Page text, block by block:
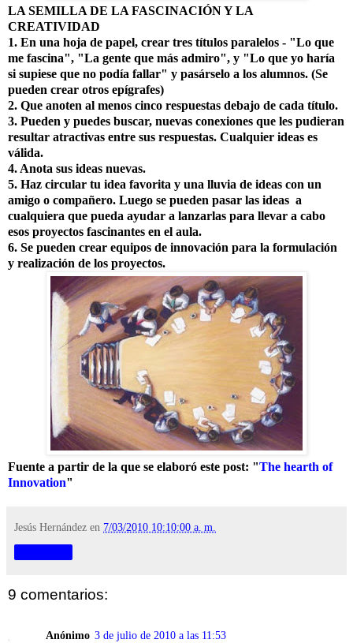
LA SEMILLA DE LA FASCINACIÓN Y LA
CREATIVIDAD
1. En una hoja de papel, crear tres títulos paralelos - "Lo que
me fascina", "La gente que más admiro", y "Lo que yo haría
si supiese que no podía fallar" y pasárselo a los alumnos. (Se
pueden crear otros epígrafes)
2. Que anoten al menos cinco respuestas debajo de cada título.
3. Pueden y puedes buscar, nuevas conexiones que les pudieran
resultar atractivas entre sus respuestas. Cualquier ideas es
válida.
4. Anota sus ideas nuevas.
5. Haz circular tu idea favorita y una lluvia de ideas con un
amigo o compañero. Luego se pueden pasar las ideas a
cualquiera que pueda ayudar a lanzarlas para llevar a cabo
esos proyectos fascinantes en el aula.
6. Se pueden crear equipos de innovación para la formulación
y realización de los proyectos.
Fuente a partir de la que se elaboró este post: "The hearth of
Innovation"
Jesús Hernández en 7/03/2010 10:10:00 a. m.
9 comentarios:
Anónimo 3 de julio de 2010 a las 11:53